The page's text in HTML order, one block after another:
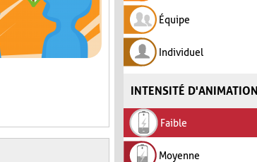
Équipe
Individuel
INTENSITÉ D'ANIMATION
Faible
Moyenne